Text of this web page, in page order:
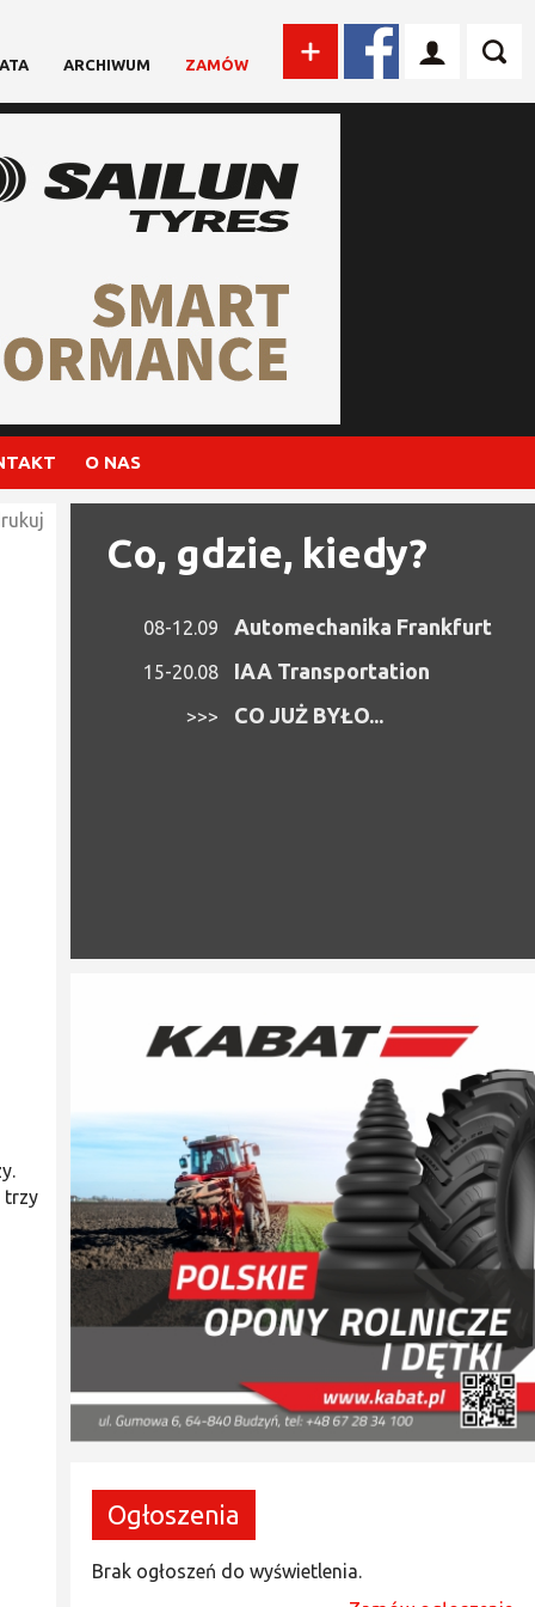
ARCHIWUM ZAMÓW
O NAS
trzy
Co, gdzie, kiedy?
08-12.09 Automechanika Frankfurt
15-20.08 IAA Transportation
>>> CO JUŻ BYŁO...
Ogłoszenia
Brak ogłoszeń do wyświetlenia.